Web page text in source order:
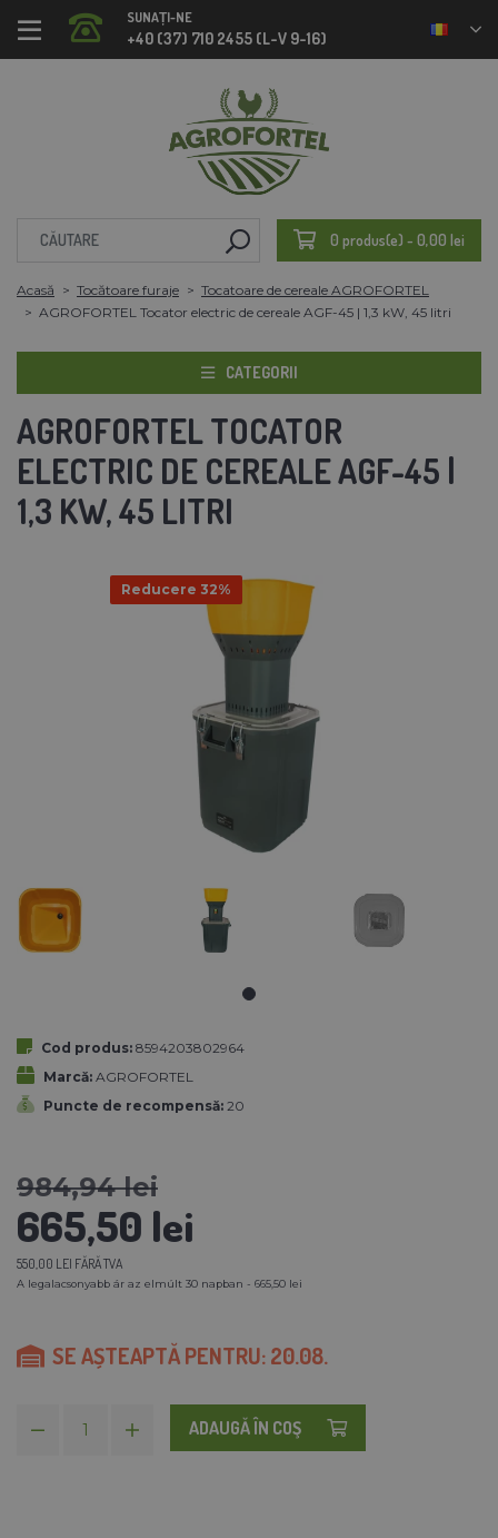
SUNAȚI-NE
+40 (37) 710 2455 (L-V 9-16)
0 produs(e) - 0,00 lei
Acasă Tocătoare furaje
Tocatoare de cereale AGROFORTEL
AGROFORTEL Tocator electric de cereale AGF-45 | 1,3 kW, 45 litri
CATEGORII
AGROFORTEL TOCATOR
ELECTRIC DE CEREALE AGF-45 |
1,3 KW, 45 LITRI
Reducere 32%
Cod produs: 8594203802964
Marcă: AGROFORTEL
Puncte de recompensă: 20
984,94 lei
665,50 lei
550,00 LEI FĂRĂ TVA
A legalacsonyabb ár az elmúlt 30 napban - 665,50 lei
SE AȘTEAPTĂ PENTRU: 20.08.
ADAUGĂ ÎN COŞ